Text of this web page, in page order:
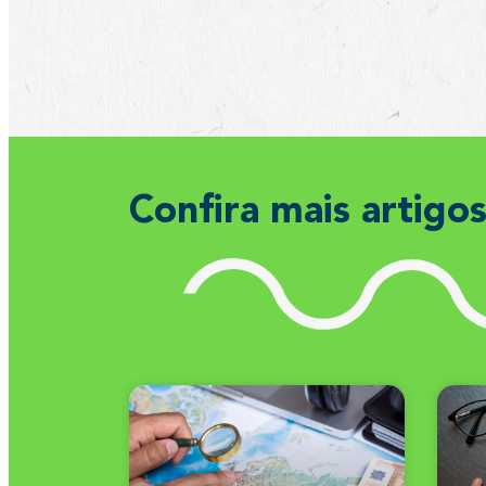
Confira mais